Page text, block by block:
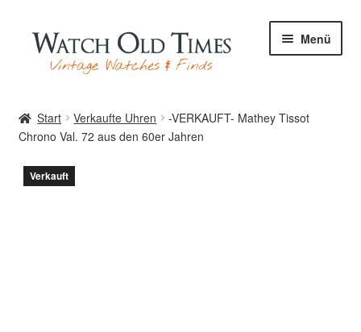
Zur
Navigation
springen
Zum
Inhalt
springen
Menü
Uhren
Start Verkaufte Uhren
-VERKAUFT- Mathey Tissot
Chrono Val. 72 aus den 60er Jahren
Verkauft